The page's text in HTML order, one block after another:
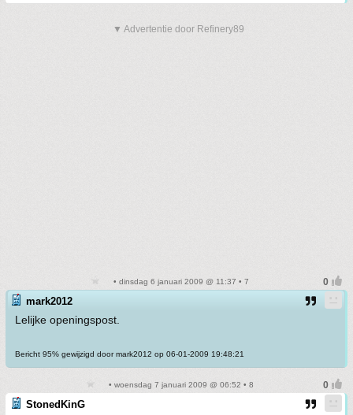
▼ Advertentie door Refinery89
• dinsdag 6 januari 2009 @ 11:37 • 7
mark2012
Lelijke openingspost.
Bericht 95% gewijzigd door mark2012 op 06-01-2009 19:48:21
• woensdag 7 januari 2009 @ 06:52 • 8
StonedKinG